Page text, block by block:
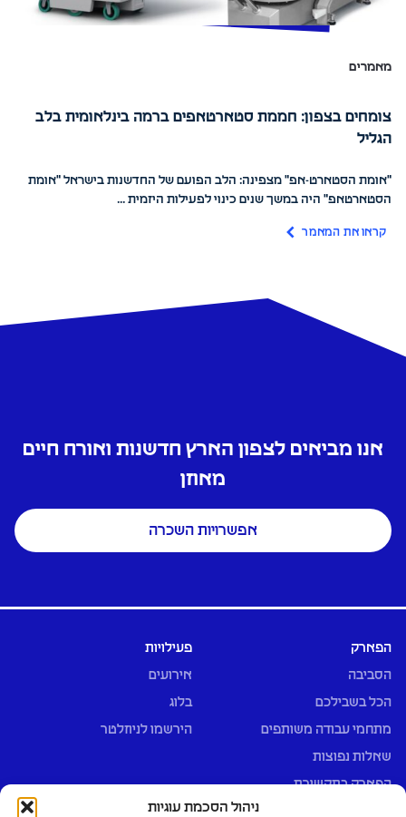
ניהול הסכמת עוגיות
מאמרים
צומחים בצפון: חממת סטארטאפים ברמה בינלאומית בלב
הגליל
"אומת הסטארט-אפ" מצפינה: הלב הפועם של החדשנות בישראל "אומת
הסטארטאפ" היה במשך שנים כינוי לפעילות היזמית ...
קראו את המאמר
אנו מביאים לצפון הארץ חדשנות ואורח חיים
מאוזן
אפשרויות השכרה
הפארק
הסביבה
הכל בשבילכם
מתחמי עבודה משותפים
שאלות נפוצות
הפארק בתקשורת
פעילויות
אירועים
בלוג
הירשמו לניוזלטר